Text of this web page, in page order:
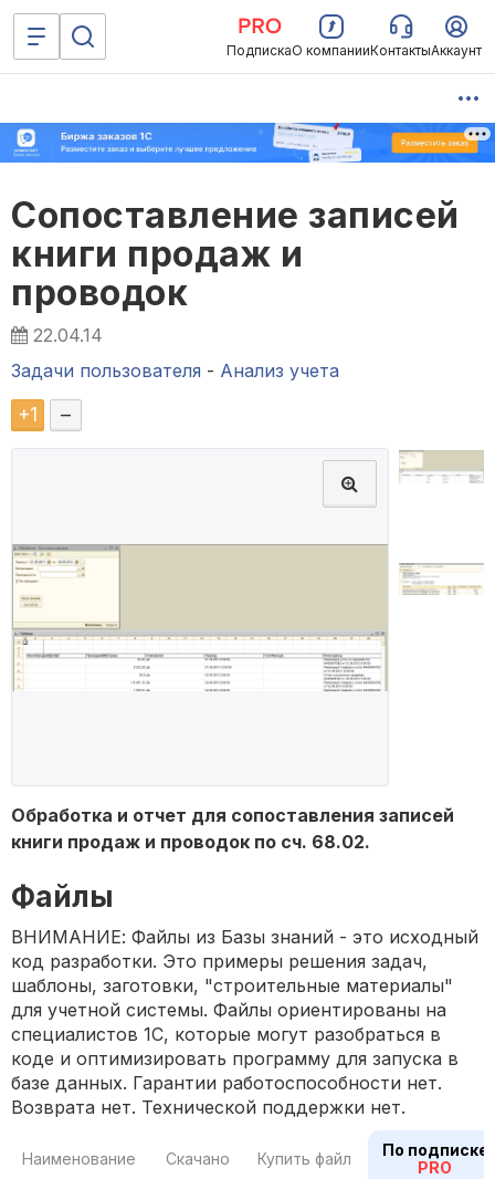
ПодпискаО компанииКонтактыАккаунт
Сопоставление записей
книги продаж и
проводок
22.04.14
Задачи пользователя - Анализ учета
+1 –
Обработка и отчет для сопоставления записей
книги продаж и проводок по сч. 68.02.
Файлы
ВНИМАНИЕ: Файлы из Базы знаний - это исходный
код разработки. Это примеры решения задач,
шаблоны, заготовки, "строительные материалы"
для учетной системы. Файлы ориентированы на
специалистов 1С, которые могут разобраться в
коде и оптимизировать программу для запуска в
базе данных. Гарантии работоспособности нет.
Возврата нет. Технической поддержки нет.
Наименование Скачано Купить файл
По подписке
PRO